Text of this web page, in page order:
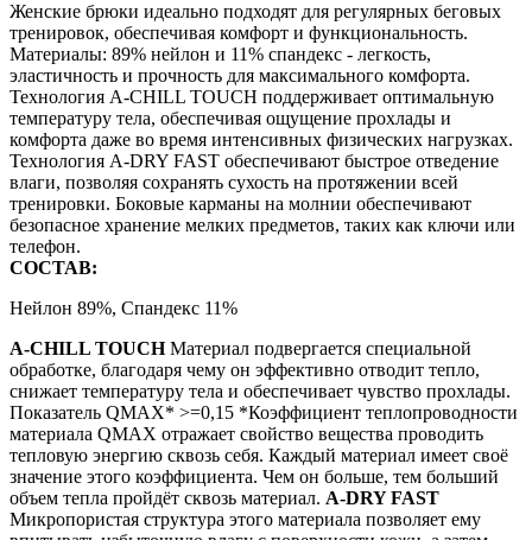
Женские брюки идеально подходят для регулярных беговых
тренировок, обеспечивая комфорт и функциональность.
Материалы: 89% нейлон и 11% спандекс - легкость,
эластичность и прочность для максимального комфорта.
Технология A-CHILL TOUCH поддерживает оптимальную
температуру тела, обеспечивая ощущение прохлады и
комфорта даже во время интенсивных физических нагрузках.
Технология A-DRY FAST обеспечивают быстрое отведение
влаги, позволяя сохранять сухость на протяжении всей
тренировки. Боковые карманы на молнии обеспечивают
безопасное хранение мелких предметов, таких как ключи или
телефон.
СОСТАВ:
Нейлон 89%, Спандекс 11%
A-CHILL TOUCHМатериал подвергается специальной
обработке, благодаря чему он эффективно отводит тепло,
снижает температуру тела и обеспечивает чувство прохлады.
Показатель QMAX* >=0,15 *Коэффициент теплопроводности
материала QMAX отражает свойство вещества проводить
тепловую энергию сквозь себя. Каждый материал имеет своё
значение этого коэффициента. Чем он больше, тем больший
объем тепла пройдёт сквозь материал. A-DRY FAST
Микропористая структура этого материала позволяет ему